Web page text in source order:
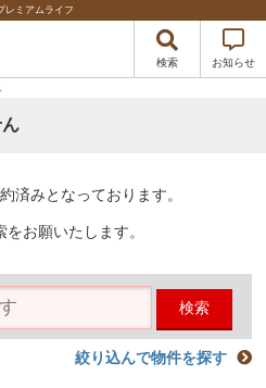
レミアムライフ
検索 お知らせ
済みとなっております。
お願いたします。
検索
絞り込んで物件を探す